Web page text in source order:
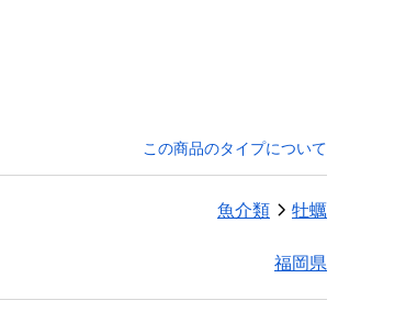
この商品のタイプについて
魚介類 牡蠣
福岡県